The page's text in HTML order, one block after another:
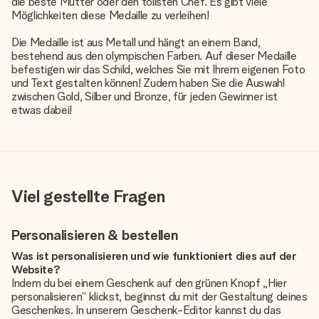
Möglichkeiten diese Medaille zu verleihen!
Die Medaille ist aus Metall und hängt an einem Band,
bestehend aus den olympischen Farben. Auf dieser Medaille
befestigen wir das Schild, welches Sie mit Ihrem eigenen Foto
und Text gestalten können! Zudem haben Sie die Auswahl
zwischen Gold, Silber und Bronze, für jeden Gewinner ist
etwas dabei!
Viel gestellte Fragen
Personalisieren & bestellen
Was ist personalisieren und wie funktioniert dies auf der
Website?
Indem du bei einem Geschenk auf den grünen Knopf „Hier
personalisieren“ klickst, beginnst du mit der Gestaltung deines
Geschenkes. In unserem Geschenk-Editor kannst du das